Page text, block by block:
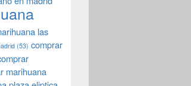
las
(53) comprar
marihuana